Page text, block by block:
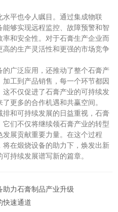
平也令人瞩目。通过集成物联
够实现远程监控、故障预警和智
和安全性。对于石膏生产企业而
的生产灵活性和更强的市场竞争
广泛应用，还推动了整个石膏产
工到产品销售，每一个环节都因
不仅促进了石膏产业的可持续发
更多的合作机遇和共赢空间。
和可持续发展的日益重视，石膏
们不仅将继续领石膏产业的转型
展贡献重要力量。在这个过程
在煅烧设备的助力下，焕发出新
持续发展谱写新的篇章。
力石膏制品产业升级
快速通道